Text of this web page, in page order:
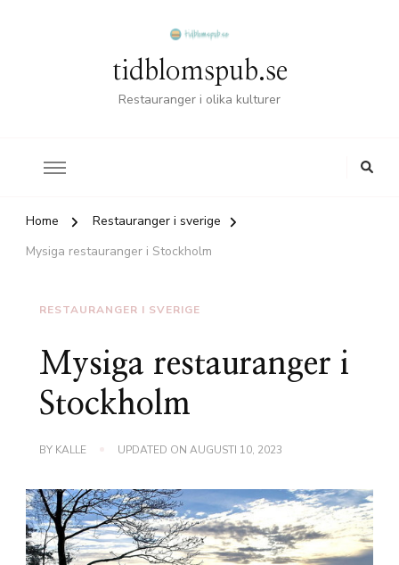
tidblomspub.se
Restauranger i olika kulturer
Home
Restauranger i sverige
Mysiga restauranger i Stockholm
RESTAURANGER I SVERIGE
Mysiga restauranger i
Stockholm
BY KALLE UPDATED ON AUGUSTI 10, 2023